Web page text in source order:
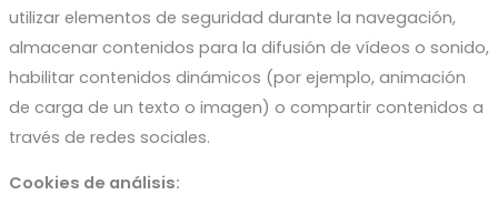
utilizar elementos de seguridad durante la navegación,
almacenar contenidos para la difusión de vídeos o sonido,
habilitar contenidos dinámicos (por ejemplo, animación
de carga de un texto o imagen) o compartir contenidos a
través de redes sociales.
Cookies de análisis: